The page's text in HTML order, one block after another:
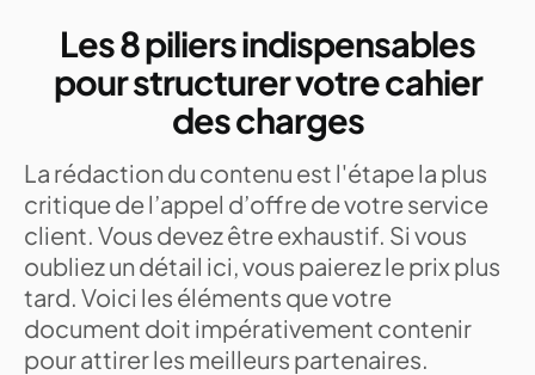
Les 8 piliers indispensables
pour structurer votre cahier
des charges
La rédaction du contenu est l'étape la plus
critique de l’appel d’offre de votre service
client. Vous devez être exhaustif. Si vous
oubliez un détail ici, vous paierez le prix plus
tard. Voici les éléments que votre
document doit impérativement contenir
pour attirer les meilleurs partenaires.